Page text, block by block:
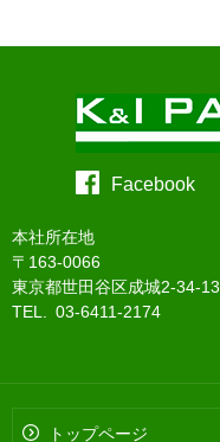
Facebook
本社所在地
〒163-0066
東京都世田谷区成城2-34-13
TEL. 03-6411-2174
トップページ